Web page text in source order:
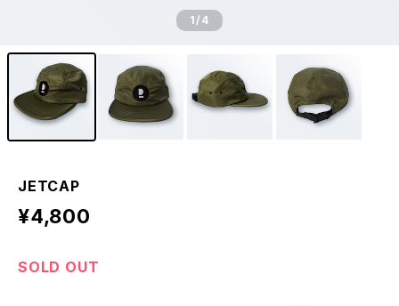
1/4
JETCAP
¥4,800
SOLD OUT